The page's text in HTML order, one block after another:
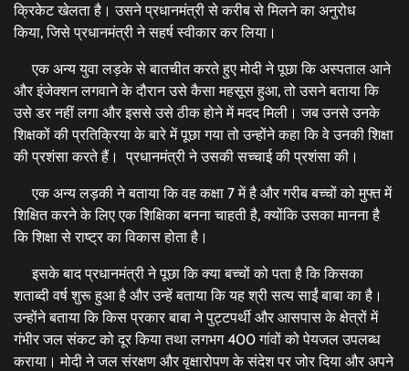
क्रिकेट खेलता है। उसने प्रधानमंत्री से करीब से मिलने का अनुरोध
किया, जिसे प्रधानमंत्री ने सहर्ष स्वीकार कर लिया।
एक अन्य युवा लड़के से बातचीत करते हुए मोदी ने पूछा कि अस्पताल आने
और इंजेक्शन लगवाने के दौरान उसे कैसा महसूस हुआ, तो उसने बताया कि
उसे डर नहीं लगा और इससे उसे ठीक होने में मदद मिली। जब उनसे उनके
शिक्षकों की प्रतिक्रिया के बारे में पूछा गया तो उन्होंने कहा कि वे उनकी शिक्षा
की प्रशंसा करते हैं। प्रधानमंत्री ने उसकी सच्चाई की प्रशंसा की।
एक अन्य लड़की ने बताया कि वह कक्षा 7 में है और गरीब बच्चों को मुफ्त में
शिक्षित करने के लिए एक शिक्षिका बनना चाहती है, क्योंकि उसका मानना है
कि शिक्षा से राष्ट्र का विकास होता है।
इसके बाद प्रधानमंत्री ने पूछा कि क्या बच्चों को पता है कि किसका
शताब्दी वर्ष शुरू हुआ है और उन्हें बताया कि यह श्री सत्य साईं बाबा का है।
उन्होंने बताया कि किस प्रकार बाबा ने पुट्टपर्थी और आसपास के क्षेत्रों में
गंभीर जल संकट को दूर किया तथा लगभग 400 गांवों को पेयजल उपलब्ध
कराया। मोदी ने जल संरक्षण और वृक्षारोपण के संदेश पर जोर दिया और अपने